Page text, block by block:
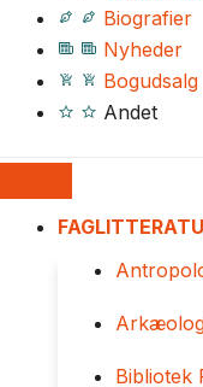
Biografier
Nyheder
Bogudsalg
Andet
Bibliotek